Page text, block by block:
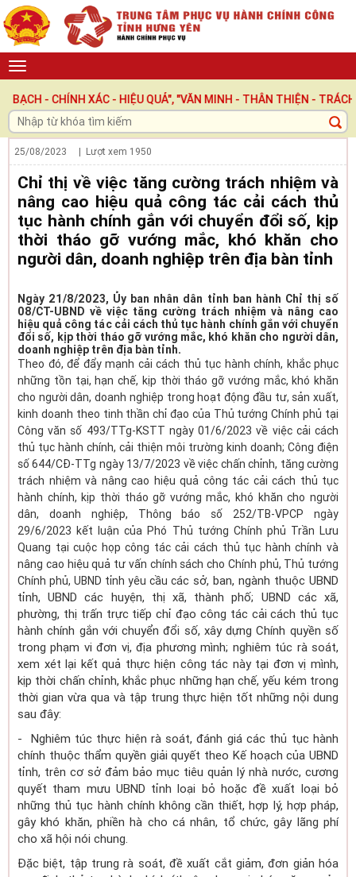
XÁC - HIỆU QUẢ", "VĂN MINH - THÂN THIỆN - TRÁCH
25/08/2023 | Lượt xem 1950
Chỉ thị về việc tăng cường trách nhiệm và
nâng cao hiệu quả công tác cải cách thủ
tục hành chính gắn với chuyển đổi số, kịp
thời tháo gỡ vướng mắc, khó khăn cho
người dân, doanh nghiệp trên địa bàn tỉnh
Ngày 21/8/2023, Ủy ban nhân dân tỉnh ban hành Chỉ thị số
08/CT-UBND về việc tăng cường trách nhiệm và nâng cao
hiệu quả công tác cải cách thủ tục hành chính gắn với chuyển
đổi số, kịp thời tháo gỡ vướng mắc, khó khăn cho người dân,
doanh nghiệp trên địa bàn tỉnh.
Theo đó, để đẩy mạnh cải cách thủ tục hành chính, khắc phục
những tồn tại, hạn chế, kịp thời tháo gỡ vướng mắc, khó khăn
cho người dân, doanh nghiệp trong hoạt động đầu tư, sản xuất,
kinh doanh theo tinh thần chỉ đạo của Thủ tướng Chính phủ tại
Công văn số 493/TTg-KSTT ngày 01/6/2023 về việc cải cách
thủ tục hành chính, cải thiện môi trường kinh doanh; Công điện
số 644/CĐ-TTg ngày 13/7/2023 về việc chấn chỉnh, tăng cường
trách nhiệm và nâng cao hiệu quả công tác cải cách thủ tục
hành chính, kịp thời tháo gỡ vướng mắc, khó khăn cho người
dân, doanh nghiệp, Thông báo số 252/TB-VPCP ngày
29/6/2023 kết luận của Phó Thủ tướng Chính phủ Trần Lưu
Quang tại cuộc họp công tác cải cách thủ tục hành chính và
nâng cao hiệu quả tư vấn chính sách cho Chính phủ, Thủ tướng
Chính phủ, UBND tỉnh yêu cầu các sở, ban, ngành thuộc UBND
tỉnh, UBND các huyện, thị xã, thành phố; UBND các xã,
phường, thị trấn trực tiếp chỉ đạo công tác cải cách thủ tục
hành chính gắn với chuyển đổi số, xây dựng Chính quyền số
trong phạm vi đơn vị, địa phương mình; nghiêm túc rà soát,
xem xét lại kết quả thực hiện công tác này tại đơn vị mình,
kịp thời chấn chỉnh, khắc phục những hạn chế, yếu kém trong
thời gian vừa qua và tập trung thực hiện tốt những nội dung
sau đây:
- Nghiêm túc thực hiện rà soát, đánh giá các thủ tục hành
chính thuộc thẩm quyền giải quyết theo Kế hoạch của UBND
tỉnh, trên cơ sở đảm bảo mục tiêu quản lý nhà nước, cương
quyết tham mưu UBND tỉnh loại bỏ hoặc đề xuất loại bỏ
những thủ tục hành chính không cần thiết, hợp lý, hợp pháp,
gây khó khăn, phiền hà cho cá nhân, tổ chức, gây lãng phí
cho xã hội nói chung.
Đặc biệt, tập trung rà soát, đề xuất cắt giảm, đơn giản hóa